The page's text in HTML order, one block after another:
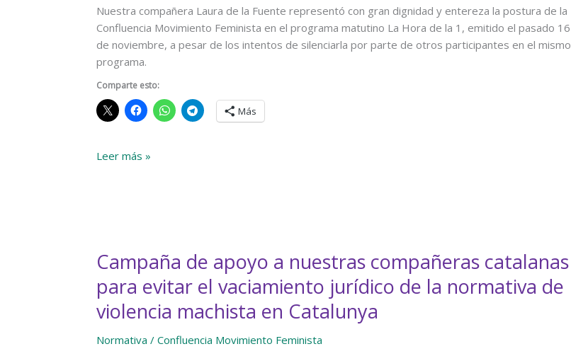
Nuestra compañera Laura de la Fuente representó con gran dignidad y entereza la postura de la
Confluencia Movimiento Feminista en el programa matutino La Hora de la 1, emitido el pasado 16
de noviembre, a pesar de los intentos de silenciarla por parte de otros participantes en el mismo
programa.
Comparte esto:
Más
La
TVE1
postura
sobre
propuestas
Leer más »
Campaña de apoyo a nuestras compañeras catalanas
para evitar el vaciamiento jurídico de la normativa de
violencia machista en Catalunya
Normativa / Confluencia Movimiento Feminista